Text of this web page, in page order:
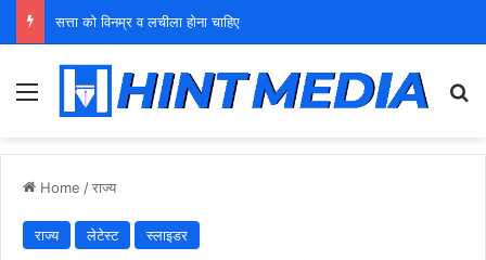
युवा शक्ति को पहचाने बूढ़ा नेतृत्व
Menu
Home /राज्य
राज्य लेटेस्ट स्लाइडर